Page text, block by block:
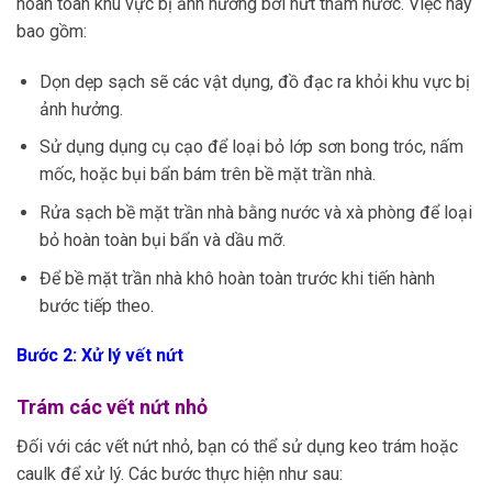
bao gồm:
Dọn dẹp sạch sẽ các vật dụng, đồ đạc ra khỏi khu vực bị
ảnh hưởng.
Sử dụng dụng cụ cạo để loại bỏ lớp sơn bong tróc, nấm
mốc, hoặc bụi bẩn bám trên bề mặt trần nhà.
Rửa sạch bề mặt trần nhà bằng nước và xà phòng để loại
bỏ hoàn toàn bụi bẩn và dầu mỡ.
Để bề mặt trần nhà khô hoàn toàn trước khi tiến hành
bước tiếp theo.
Bước 2: Xử lý vết nứt
Trám các vết nứt nhỏ
Đối với các vết nứt nhỏ, bạn có thể sử dụng keo trám hoặc
caulk để xử lý. Các bước thực hiện như sau: